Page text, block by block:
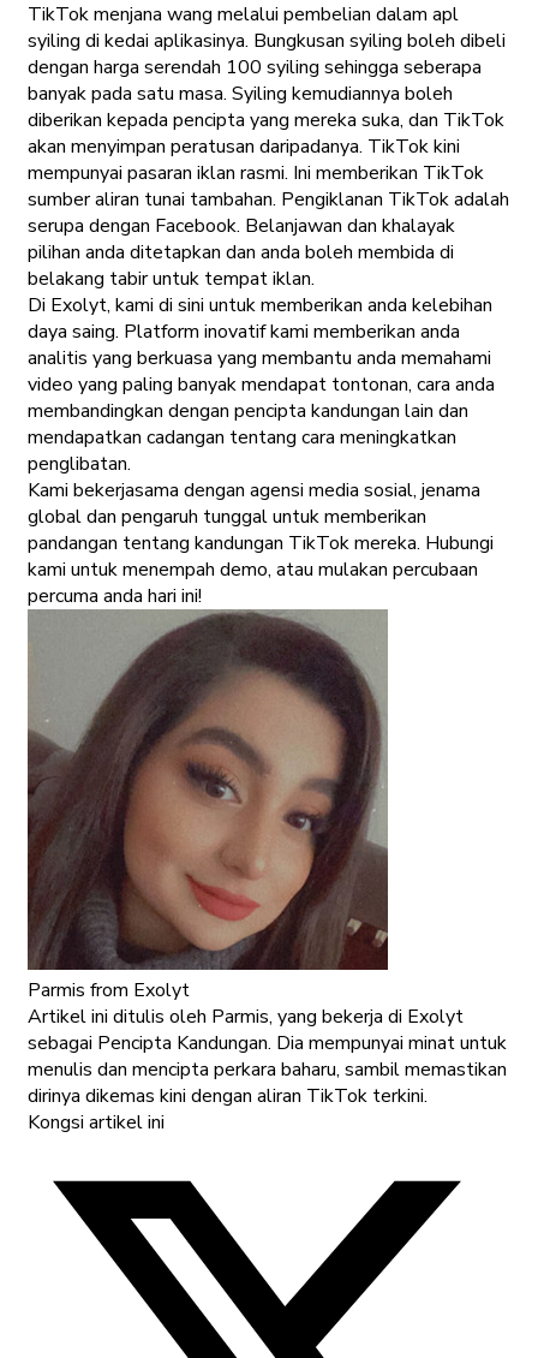
TikTok menjana wang melalui pembelian dalam apl
syiling di kedai aplikasinya. Bungkusan syiling boleh dibeli
dengan harga serendah 100 syiling sehingga seberapa
banyak pada satu masa. Syiling kemudiannya boleh
diberikan kepada pencipta yang mereka suka, dan TikTok
akan menyimpan peratusan daripadanya. TikTok kini
mempunyai pasaran iklan rasmi. Ini memberikan TikTok
sumber aliran tunai tambahan. Pengiklanan TikTok adalah
serupa dengan Facebook. Belanjawan dan khalayak
pilihan anda ditetapkan dan anda boleh membida di
belakang tabir untuk tempat iklan.
Di Exolyt, kami di sini untuk memberikan anda kelebihan
daya saing. Platform inovatif kami memberikan anda
analitis yang berkuasa yang membantu anda memahami
video yang paling banyak mendapat tontonan, cara anda
membandingkan dengan pencipta kandungan lain dan
mendapatkan cadangan tentang cara meningkatkan
penglibatan.
Kami bekerjasama dengan agensi media sosial, jenama
global dan pengaruh tunggal untuk memberikan
pandangan tentang kandungan TikTok mereka. Hubungi
kami untuk menempah demo, atau mulakan percubaan
percuma anda hari ini!
Parmis from Exolyt
Artikel ini ditulis oleh Parmis, yang bekerja di Exolyt
sebagai Pencipta Kandungan. Dia mempunyai minat untuk
menulis dan mencipta perkara baharu, sambil memastikan
dirinya dikemas kini dengan aliran TikTok terkini.
Kongsi artikel ini